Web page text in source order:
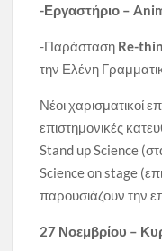
-Εργαστήριο –
-Παράσταση Re-
την Ελένη
Νέοι χαρισματικοί
επιστημονικές
Stand up Science
Science on stage
παρουσιάζουν την
27 Νοεμβρίου –